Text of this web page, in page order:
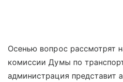
Осенью вопрос рассмотрят
комиссии Думы по
администрация представит